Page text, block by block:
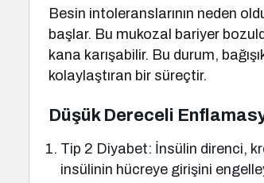
Besin intoleranslarının neden
başlar. Bu mukozal bariyer
kana karışabilir. Bu durum,
kolaylaştıran bir süreçtir.
Düşük Dereceli
Tip 2 Diyabet: İnsülin direnci,
insülinin hücreye girişini